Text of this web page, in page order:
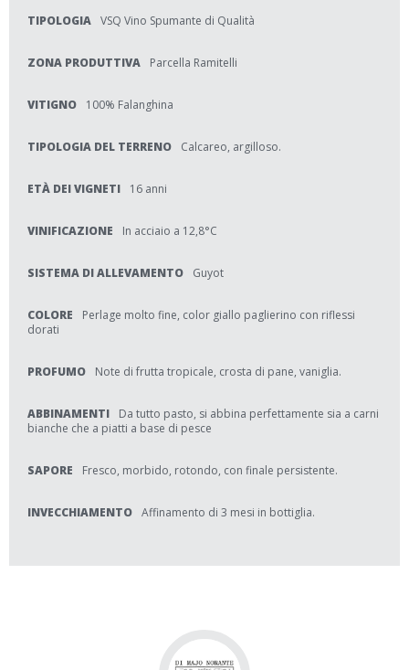
TIPOLOGIA VSQ Vino Spumante di Qualità
ZONA PRODUTTIVA Parcella Ramitelli
VITIGNO 100% Falanghina
TIPOLOGIA DEL TERRENO Calcareo, argilloso.
ETÀ DEI VIGNETI 16 anni
VINIFICAZIONE In acciaio a 12,8°C
SISTEMA DI ALLEVAMENTO Guyot
COLORE
Perlage molto fine, color giallo paglierino con riflessi
dorati
PROFUMO Note di frutta tropicale, crosta di pane, vaniglia.
ABBINAMENTI
Da tutto pasto, si abbina perfettamente sia a carni
bianche che a piatti a base di pesce
SAPORE Fresco, morbido, rotondo, con finale persistente.
INVECCHIAMENTO Affinamento di 3 mesi in bottiglia.